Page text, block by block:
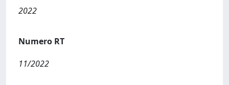
2022
Numero RT
11/2022